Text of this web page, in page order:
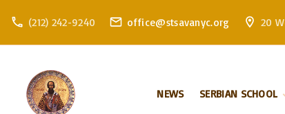
i
(212) 242-9240 office@stsavanyc.org 20
NEWS SERBIAN SCHOOL